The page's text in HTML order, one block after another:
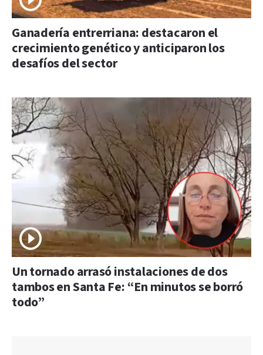
Ganadería entrerriana: destacaron el
crecimiento genético y anticiparon los
desafíos del sector
Un tornado arrasó instalaciones de dos
tambos en Santa Fe: “En minutos se borró
todo”